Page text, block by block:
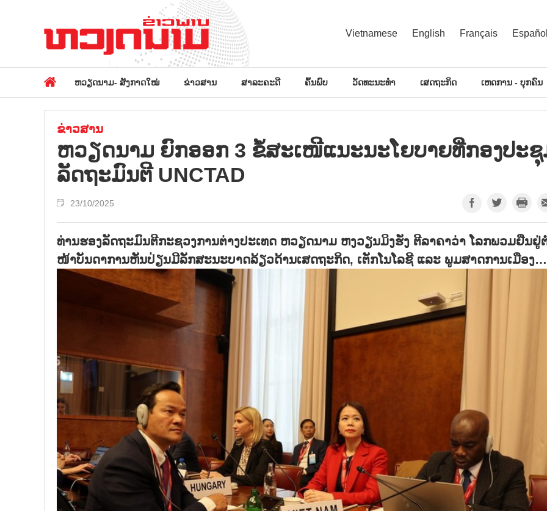
Vietnamese English Français
ຫວຽດນາມ- ສັງກາດໃໝ່ ຂ່າວສານ ສາລະຄະດີ ຄົ້ນພົບ ວັດທະນະທຳ ເສດຖະກິດ ເຫດການ - ບຸກຄົນ
ຂ່າວສານ
ຫວຽດນາມ ຍົກອອກ 3 ຂໍ້ສະເໜີແນະນະໂຍບາຍທີ່ກອງປະ
ລັດຖະມົນຕີ UNCTAD
23/10/2025
ທ່ານຮອງລັດຖະມົນຕີກະຊວງການຕ່າງປະເທດ ຫວຽດນາມ ຫງວຽນມິງຮັ່ງ ຕີລາຄາວ່າ ໂລກພວມຢືນຢູ່
ໜ້າບັນດາການຫັນປ່ຽນມີລັກສະນະບາດລ້ຽວດ້ານເສດຖະກິດ, ເຕັກໂນໂລຊີ ແລະ ພູມສາດການເມືອງ…